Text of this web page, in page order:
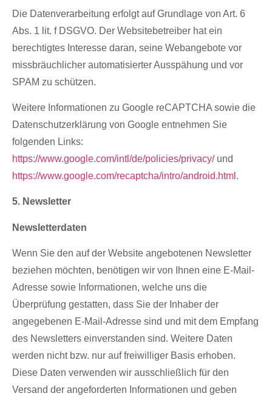
Die Datenverarbeitung erfolgt auf Grundlage von Art. 6
Abs. 1 lit. f DSGVO. Der Websitebetreiber hat ein
berechtigtes Interesse daran, seine Webangebote vor
missbräuchlicher automatisierter Ausspähung und vor
SPAM zu schützen.
Weitere Informationen zu Google reCAPTCHA sowie die
Datenschutzerklärung von Google entnehmen Sie
folgenden Links:
https://www.google.com/intl/de/policies/privacy/und
https://www.google.com/recaptcha/intro/android.html .
5. Newsletter
Newsletterdaten
Wenn Sie den auf der Website angebotenen Newsletter
beziehen möchten, benötigen wir von Ihnen eine E-Mail-
Adresse sowie Informationen, welche uns die
Überprüfung gestatten, dass Sie der Inhaber der
angegebenen E-Mail-Adresse sind und mit dem Empfang
des Newsletters einverstanden sind. Weitere Daten
werden nicht bzw. nur auf freiwilliger Basis erhoben.
Diese Daten verwenden wir ausschließlich für den
Versand der angeforderten Informationen und geben